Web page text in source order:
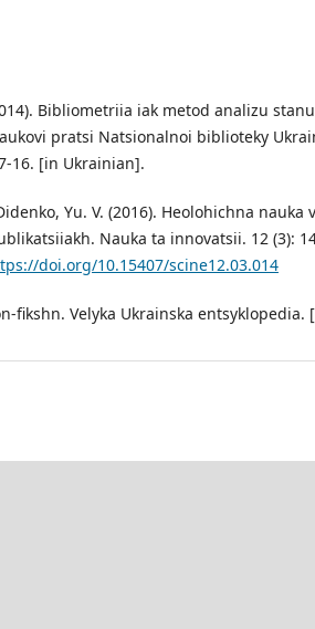
Bibliometriia iak metod analizu stanu
pratsi Natsionalnoi biblioteky
16. [in Ukrainian].
Yu. V. (2016). Heolohichna nauka v
Nauka ta innovatsii. 12 (3):
doi.org/10.15407/scine12.03.014
fikshn. Velyka Ukrainska entsyklopedia.